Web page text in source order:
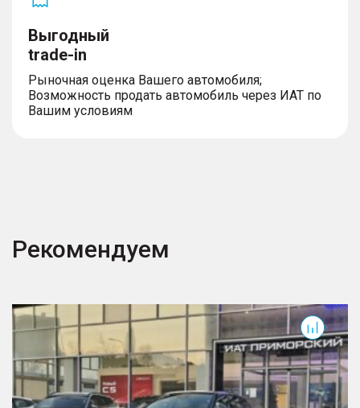
Выгодный
trade-in
Рыночная оценка Вашего автомобиля;
Возможность продать автомобиль через ИАТ по
Вашим условиям
Рекомендуем